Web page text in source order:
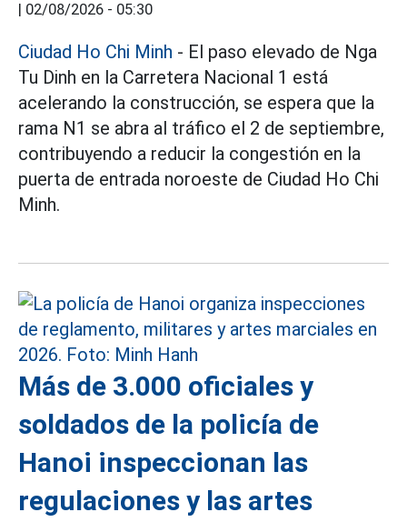
| 02/08/2026 - 05:30
Ciudad Ho Chi Minh - El paso elevado de Nga
Tu Dinh en la Carretera Nacional 1 está
acelerando la construcción, se espera que la
rama N1 se abra al tráfico el 2 de septiembre,
contribuyendo a reducir la congestión en la
puerta de entrada noroeste de Ciudad Ho Chi
Minh.
Más de 3.000 oficiales y
soldados de la policía de
Hanoi inspeccionan las
regulaciones y las artes